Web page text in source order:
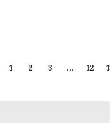
1 2 3 … 12